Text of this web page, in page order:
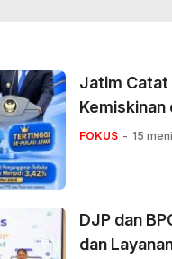
Jatim Catat
Kemiskinan
FOKUS 15
DJP dan
dan